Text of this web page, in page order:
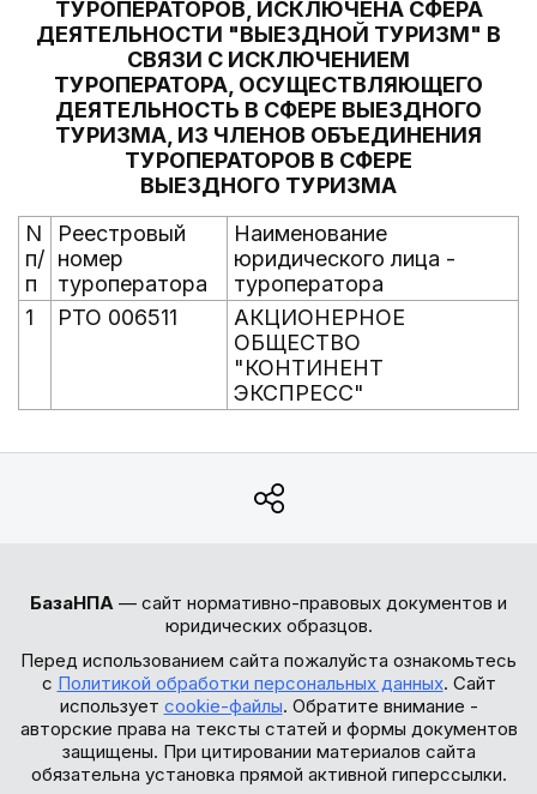
ТУРОПЕРАТОРОВ, ИСКЛЮЧЕНА СФЕРА
ДЕЯТЕЛЬНОСТИ "ВЫЕЗДНОЙ ТУРИЗМ" В
СВЯЗИ С ИСКЛЮЧЕНИЕМ
ТУРОПЕРАТОРА, ОСУЩЕСТВЛЯЮЩЕГО
ДЕЯТЕЛЬНОСТЬ В СФЕРЕ ВЫЕЗДНОГО
ТУРИЗМА, ИЗ ЧЛЕНОВ ОБЪЕДИНЕНИЯ
ТУРОПЕРАТОРОВ В СФЕРЕ
ВЫЕЗДНОГО ТУРИЗМА
N
п/
п
Реестровый
номер
туроператора
Наименование
юридического лица -
туроператора
1
РТО 006511
АКЦИОНЕРНОЕ
ОБЩЕСТВО
"КОНТИНЕНТ
ЭКСПРЕСС"
БазаНПА — сайт нормативно-правовых документов и
юридических образцов.
Перед использованием сайта пожалуйста ознакомьтесь
с Политикой обработки персональных данных. Сайт
использует cookie-файлы. Обратите внимание -
авторские права на тексты статей и формы документов
защищены. При цитировании материалов сайта
обязательна установка прямой активной гиперссылки.